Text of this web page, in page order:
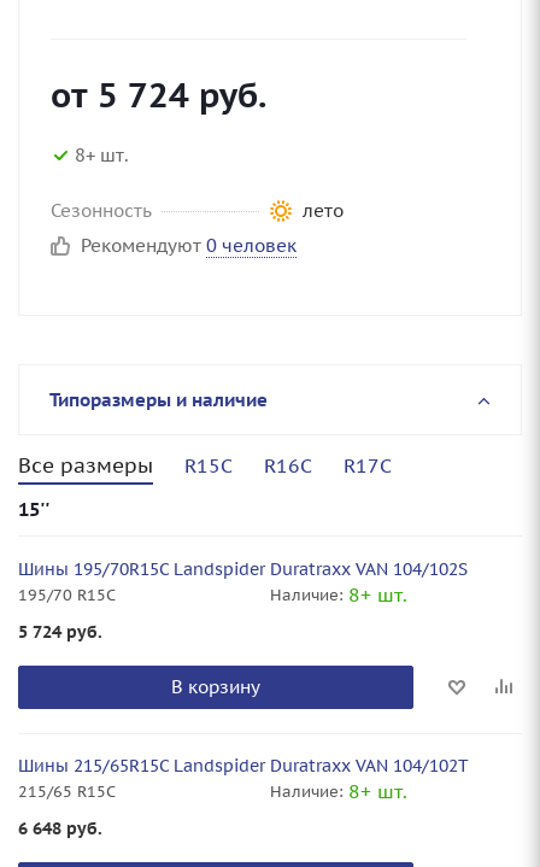
от 5 724 руб.
8+ шт.
Сезонность
лето
Рекомендуют 0 человек
Типоразмеры и наличие
Все размеры R15C R16C
R17C
15''
Шины 195/70R15C Landspider Duratraxx VAN 104/102S
195/70 R15C Наличие: 8+ шт.
5 724руб.
В корзину
Шины 215/65R15C Landspider Duratraxx VAN 104/102T
215/65 R15C Наличие: 8+ шт.
6 648 руб.